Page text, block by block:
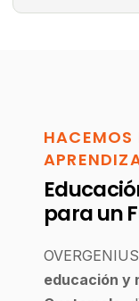
HACEMOS
para un
educación y